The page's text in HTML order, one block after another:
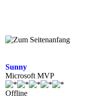
Sunny
Microsoft MVP
Offline